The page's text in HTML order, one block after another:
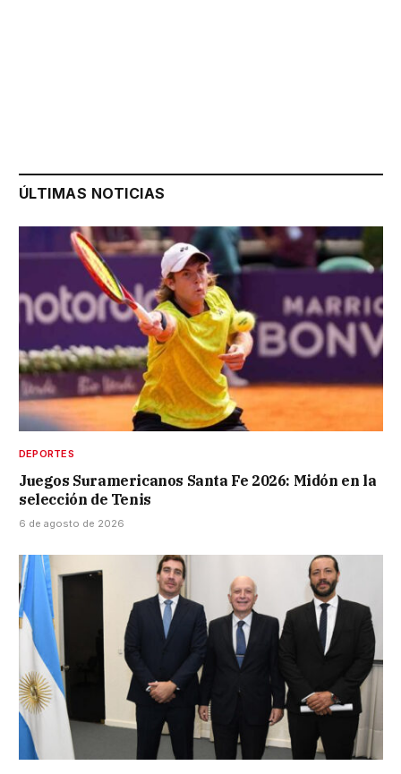
ÚLTIMAS NOTICIAS
DEPORTES
Juegos Suramericanos Santa Fe 2026: Midón en la
selección de Tenis
6 de agosto de 2026